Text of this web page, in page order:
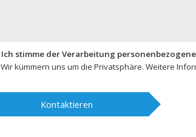
Ich stimme der Verarbeitung
Wir kümmern uns um die Privatsphäre. Weitere
Kontaktieren